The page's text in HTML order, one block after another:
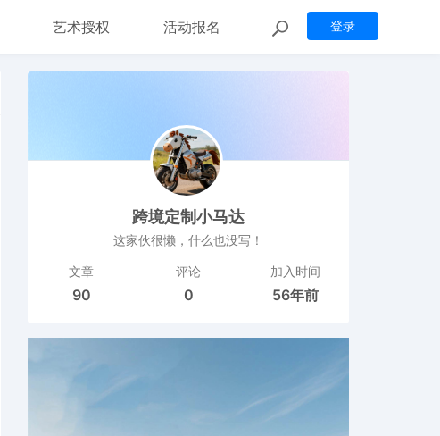
登录
艺术授权 活动报名
跨境定制小马达
这家伙很懒，什么也没写！
文章
90
评论
0
加入时间
56年前